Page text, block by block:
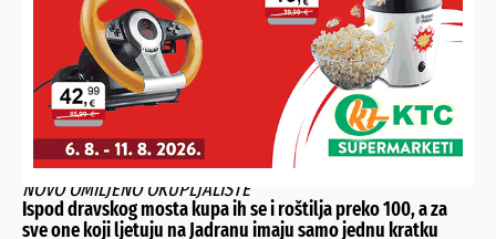
NOVO OMILJENO OKUPLJALIŠTE
Ispod dravskog mosta kupa ih se i roštilja preko 100, a za
sve one koji ljetuju na Jadranu imaju samo jednu kratku